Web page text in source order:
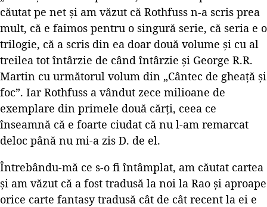
căutat pe net și am văzut că Rothfuss n-a scris prea
mult, că e faimos pentru o singură serie, că seria e o
trilogie, că a scris din ea doar două volume și cu al
treilea tot întârzie de când întârzie și George R.R.
Martin cu următorul volum din „Cântec de gheață și
foc”. Iar Rothfuss a vândut zece milioane de
exemplare din primele două cărți, ceea ce
înseamnă că e foarte ciudat că nu l-am remarcat
deloc până nu mi-a zis D. de el.
Întrebându-mă ce s-o fi întâmplat, am căutat cartea
și am văzut că a fost tradusă la noi la Rao și aproape
orice carte fantasy tradusă cât de cât recent la ei e